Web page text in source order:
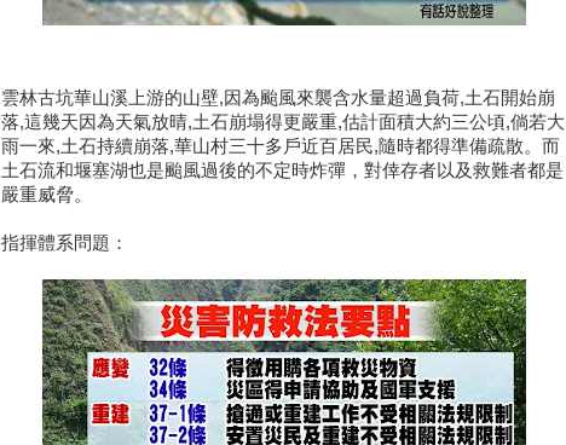
雲林古坑華山溪上游的山壁,因為颱風來襲含水量超過負荷,土石開始崩
落,這幾天因為天氣放晴,土石崩塌得更嚴重,估計面積大約三公頃,倘若大
雨一來,土石持續崩落,華山村三十多戶近百居民,隨時都得準備疏散。而
土石流和堰塞湖也是颱風過後的不定時炸彈，對倖存者以及救難者都是
嚴重威脅。
指揮體系問題：